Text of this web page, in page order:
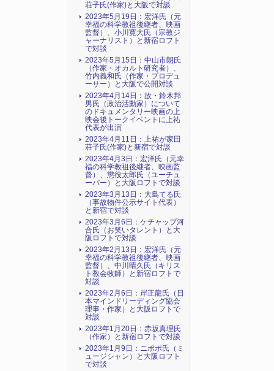
荘子氏(作家)と大阪で対談
2023年5月19日：宏洋氏（元
幸福の科学教祖後継者、映画
監督）、小川寛大氏（宗教ジ
ャーナリスト）と新宿ロフト
で対談
2023年5月15日：中山市朗氏
（作家・オカルト研究者）、
竹内義和氏（作家・プロデュ
ーサー）と大阪で公開対談
2023年4月14日：故・鈴木邦
男氏（政治活動家）について
のドキュメンタリー映画の上
映会後トークイベントに上祐
代表が出演
2023年4月11日：上祐が家田
荘子氏(作家)と新宿で対談
2023年4月3日：宏洋氏（元幸
福の科学教祖後継者、映画監
督）、懲役太郎氏（ユーチュ
ーバー）と大阪ロフトで対談
2023年3月13日：大島てる氏
（事故物件公示サイト代表）
と新宿で対談
2023年3月6日：ケチャップ河
合氏（お笑いタレント）と大
阪ロフトで対談
2023年2月13日：宏洋氏（元
幸福の科学教祖後継者、映画
監督）、中川晴久氏（キリス
ト教会牧師）と新宿ロフトで
対談
2023年2月6日：岸正龍氏（日
本マインドリーディング協会
理事・作家）と大阪ロフトで
対談
2023年1月20日：赤坂真理氏
（作家）と新宿ロフトで対談
2023年1月9日：ニポポ氏（ミ
ュージシャン）と大阪ロフト
で対談